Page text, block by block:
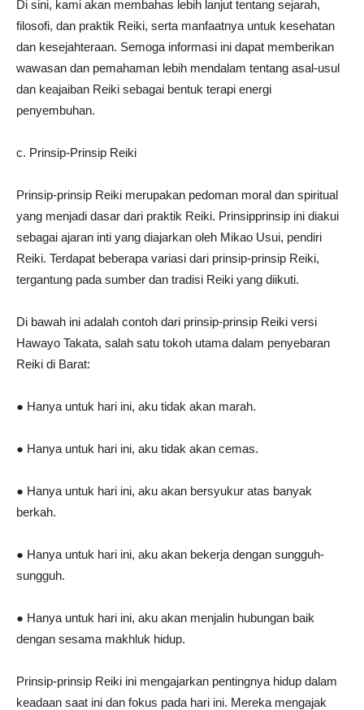
Di sini, kami akan membahas lebih lanjut tentang sejarah,
filosofi, dan praktik Reiki, serta manfaatnya untuk kesehatan
dan kesejahteraan. Semoga informasi ini dapat memberikan
wawasan dan pemahaman lebih mendalam tentang asal-usul
dan keajaiban Reiki sebagai bentuk terapi energi
penyembuhan.
c. Prinsip-Prinsip Reiki
Prinsip-prinsip Reiki merupakan pedoman moral dan spiritual
yang menjadi dasar dari praktik Reiki. Prinsipprinsip ini diakui
sebagai ajaran inti yang diajarkan oleh Mikao Usui, pendiri
Reiki. Terdapat beberapa variasi dari prinsip-prinsip Reiki,
tergantung pada sumber dan tradisi Reiki yang diikuti.
Di bawah ini adalah contoh dari prinsip-prinsip Reiki versi
Hawayo Takata, salah satu tokoh utama dalam penyebaran
Reiki di Barat:
● Hanya untuk hari ini, aku tidak akan marah.
● Hanya untuk hari ini, aku tidak akan cemas.
● Hanya untuk hari ini, aku akan bersyukur atas banyak
berkah.
● Hanya untuk hari ini, aku akan bekerja dengan sungguh-
sungguh.
● Hanya untuk hari ini, aku akan menjalin hubungan baik
dengan sesama makhluk hidup.
Prinsip-prinsip Reiki ini mengajarkan pentingnya hidup dalam
keadaan saat ini dan fokus pada hari ini. Mereka mengajak